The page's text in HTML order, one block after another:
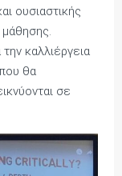
ουσιαστικής
καλλιέργεια
θα
σε